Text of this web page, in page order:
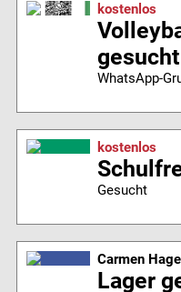
kostenlos
gesucht
WhatsApp-
kostenlos
Gesucht
Carmen
Lager